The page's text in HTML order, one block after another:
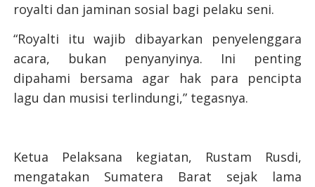
royalti dan jaminan sosial bagi pelaku seni.
“Royalti itu wajib dibayarkan penyelenggara
acara, bukan penyanyinya. Ini penting
dipahami bersama agar hak para pencipta
lagu dan musisi terlindungi,” tegasnya.
Ketua Pelaksana kegiatan, Rustam Rusdi,
mengatakan Sumatera Barat sejak lama